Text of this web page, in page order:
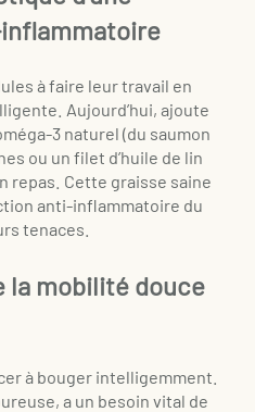
à faire leur travail en
Aujourd’hui, ajoute
3 naturel (du saumon
ou un filet d’huile de lin
repas. Cette graisse saine
anti-inflammatoire du
tenaces.
la mobilité douce
à bouger intelligemment.
a un besoin vital de